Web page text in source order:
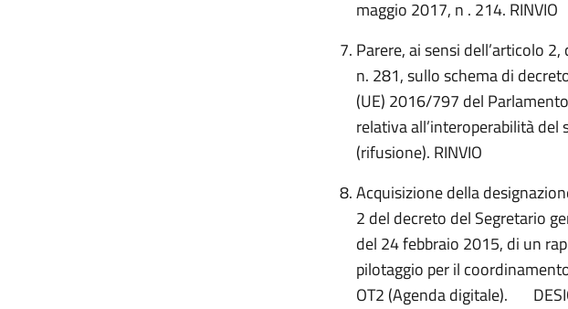
maggio 2017, n . 214. RINVIO
Parere, ai sensi dell’articolo
n. 281, sullo schema di
(UE) 2016/797 del
relativa all’interoperabilità
(rifusione). RINVIO
Acquisizione della
2 del decreto del Segretario
del 24 febbraio 2015, di un
pilotaggio per il
OT2 (Agenda digitale).